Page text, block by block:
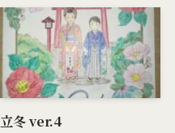
立冬 ver.4